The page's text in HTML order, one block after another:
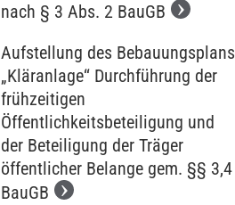
nach § 3 Abs. 2 BauGB
Aufstellung des Bebauungsplans
„Kläranlage‘‘ Durchführung der
frühzeitigen
Öffentlichkeitsbeteiligung und
der Beteiligung der Träger
öffentlicher Belange gem. §§ 3,4
BauGB